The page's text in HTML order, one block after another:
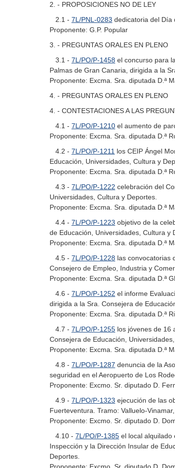
2. - PROPOSICIONES NO DE LEY
2.1 - 7L/PNL-0283 dedicatoria del Día
Proponente: G.P. Popular
3. - PREGUNTAS ORALES EN PLENO
3.1 - 7L/PO/P-1458 el concurso para
Palmas de Gran Canaria, dirigida a la
Proponente: Excma. Sra. diputada D.ª
4. - PREGUNTAS ORALES EN PLENO
4. - CONTESTACIONES A LAS
4.1 - 7L/PO/P-1210 el aumento de
Proponente: Excma. Sra. diputada D.ª
4.2 - 7L/PO/P-1211 los CEIP Ángel
Educación, Universidades, Cultura y
Proponente: Excma. Sra. diputada D.ª
4.3 - 7L/PO/P-1222 celebración del
Universidades, Cultura y Deportes.
Proponente: Excma. Sra. diputada D.ª
4.4 - 7L/PO/P-1223 objetivo de la
de Educación, Universidades, Cultura y
Proponente: Excma. Sra. diputada D.ª
4.5 - 7L/PO/P-1228 las convocatorias
Consejero de Empleo, Industria y
Proponente: Excma. Sra. diputada D.ª
4.6 - 7L/PO/P-1252 el informe
dirigida a la Sra. Consejera de
Proponente: Excma. Sra. diputada D.ª
4.7 - 7L/PO/P-1255 los jóvenes de 16
Consejera de Educación,
Proponente: Excma. Sra. diputada D.ª
4.8 - 7L/PO/P-1287 denuncia de la
seguridad en el Aeropuerto de Los
Proponente: Excmo. Sr. diputado D.
4.9 - 7L/PO/P-1323 ejecución de las
Fuerteventura. Tramo: Valluelo-
Proponente: Excmo. Sr. diputado D.
4.10 - 7L/PO/P-1385 el local alquilado
Inspección y la Dirección Insular de
Deportes.